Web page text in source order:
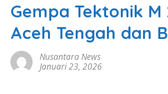
Gempa Tektonik
Aceh Tengah dan
Nusantara News
Januari 23, 2026